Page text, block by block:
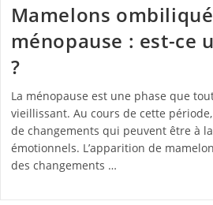
Mamelons
ménopause : est-ce
?
La ménopause est une phase que
vieillissant. Au cours de cette
de changements qui peuvent être à
émotionnels. L’apparition de
des changements …